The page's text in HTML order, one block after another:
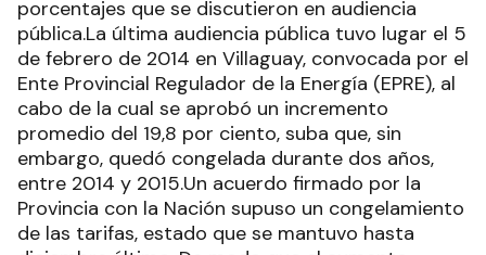
porcentajes que se discutieron en audiencia
pública.La última audiencia pública tuvo lugar el 5
de febrero de 2014 en Villaguay, convocada por el
Ente Provincial Regulador de la Energía (EPRE), al
cabo de la cual se aprobó un incremento
promedio del 19,8 por ciento, suba que, sin
embargo, quedó congelada durante dos años,
entre 2014 y 2015.Un acuerdo firmado por la
Provincia con la Nación supuso un congelamiento
de las tarifas, estado que se mantuvo hasta